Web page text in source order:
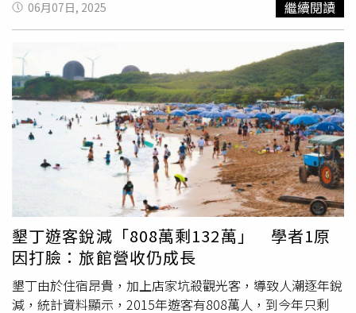
人想讓高鐵開到宜蘭「觀光帶進來、子孫留下來」的心情，
高鐵帶來的龐大財務壓力確實須正視，但若改採直鐵，差額
經費如何妥善改善宜蘭交通與觀光、經濟軟硬體設備，希望
能一併呈現給鄉親，才有望真正改善在地生活「把人留下
來」。交通部鐵道局局長楊正君則回應，一旦採高鐵運輸系
統，未來將有約三分之一從桃園、新竹、台中及以南高鐵車
站前來的旅客，抵達宜蘭站後，直接轉乘台鐵前往花蓮與台
東，顯示高鐵有助於國土整體鐵路路網的建構，且高鐵規劃
時會盡量避開水路，讓農業影響降到最低，不至於會有地方
憂心的限建問題發生，會持續與地方溝通。
顯加快。該公司董事總經理尼爾桑德斯（Neil Saunders）
表示，自有品牌銷售增長已快於整體零售業，若關稅進一步
拉高價格，這波轉換潮將更為明顯。目前，自有品牌商品已
擺脫過去「廉價仿冒品」形象，成為零售商吸引顧客的重要
利器。市場研究公司 Circana 全球副總裁莎莉萊恩斯懷亞特
（Sally Lyons Wyatt）指出，自有品牌平均售價比全國品牌
低20%，且兩者價格差距自2019年以來已擴大38%，進一
步提升消費吸引力。沃爾瑪（Walmart）。（圖／達志／美
聯社）儘管部分自有品牌商品同樣可能受到關稅影響，但大
型零售商具備更強供應鏈掌握與議價能力，能有效緩解成本
壓力。沃爾瑪（Walmart）執行長麥米倫（Doug
McMillon）指出，沃爾瑪對自有品牌發展擁有更高掌控權，
自有品牌將持續成為向顧客展現超值的重要方式。好市多
（Costco）旗下 Kirkland Signature 品牌亦持續擴大布局，
執行長 Ron Vachris 表示，該品牌銷售增幅已超越公司整體
營收。好市多（Costco）。（圖／達志／美聯社）折扣超
06月07日, 2025 繼續閱讀
墾丁遊客銳減「808萬剩132萬」 學者1原
因打臉：旅館營收仍成長
墾丁由於住宿昂貴，加上店家坑殺觀光客，導致人潮逐年銳
減，統計資料顯示，2015年遊客有808萬人，到今年只剩